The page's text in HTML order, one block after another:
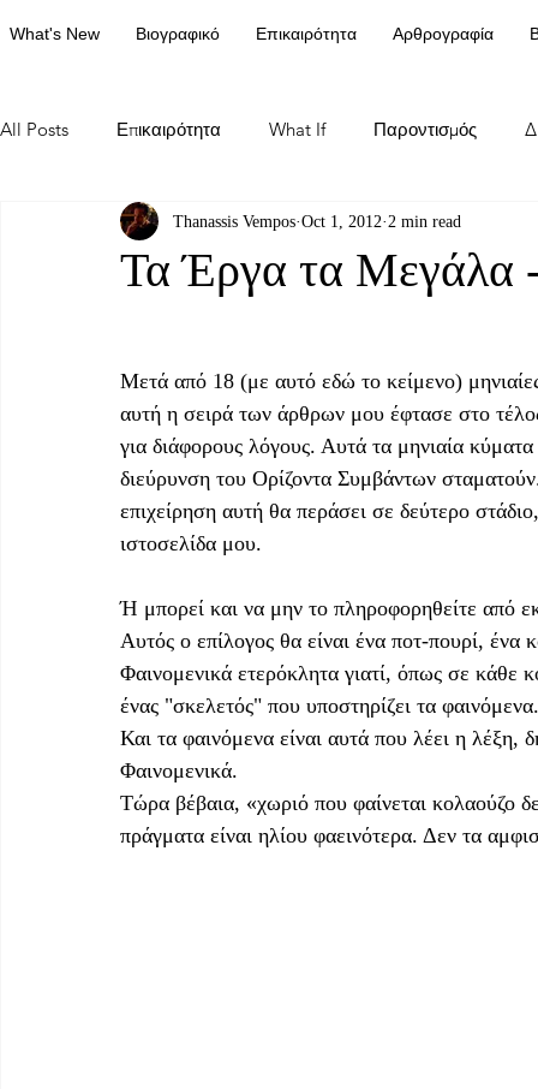
What's New Βιογραφικό Επικαιρότητα Αρθρογραφία
All Posts Επικαιρότητα What If Παροντισμός
Τα Έργα τα Μεγάλα
Thanassis Vempos Oct 1, 2012 2 min read
Μετά από 18 (με αυτό εδώ το κείμενο)
αυτή η σειρά των άρθρων μου έφτασε στο
για διάφορους λόγους. Αυτά τα μηνιαία
διεύρυνση του Ορίζοντα Συμβάντων
επιχείρηση αυτή θα περάσει σε δεύτερο
ιστοσελίδα μου.
Ή μπορεί και να μην το πληροφορηθείτε από
Αυτός ο επίλογος θα είναι ένα ποτ-πουρί,
Φαινομενικά ετερόκλητα γιατί, όπως σε κάθε
ένας "σκελετός" που υποστηρίζει τα φαινόμενα.
Και τα φαινόμενα είναι αυτά που λέει η λέξη,
Φαινομενικά.
Τώρα βέβαια, «χωριό που φαίνεται κολαούζο
πράγματα είναι ηλίου φαεινότερα. Δεν τα